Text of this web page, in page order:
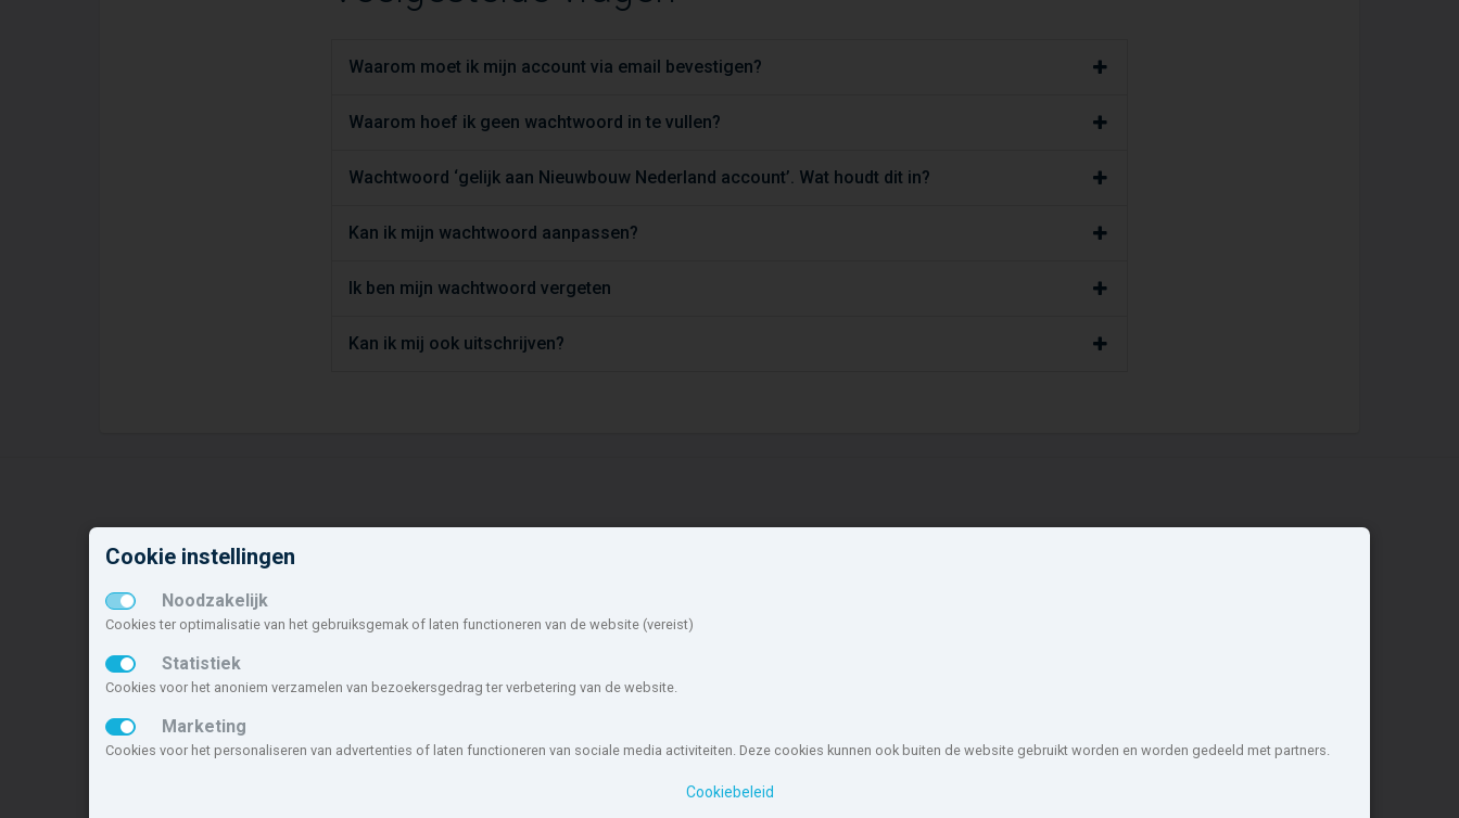
Waarom moet ik mijn account via email bevestigen?
Waarom hoef ik geen wachtwoord in te vullen?
Wachtwoord ‘gelijk aan Nieuwbouw Nederland account’. Wat houdt dit in?
Kan ik mijn wachtwoord aanpassen?
Ik ben mijn wachtwoord vergeten
Kan ik mij ook uitschrijven?
Nieuwbouw in deze
gemeente
Alle nieuwbouw projecten
Actuele nieuwbouwprojecten
Toekomstige nieuwbouwaanbod
Huurwoningen en appartementen
Waalwijk
Gilze en Rijen
Tilburg
Dongen
Cookie instellingen
Noodzakelijk
Cookies ter optimalisatie van het gebruiksgemak of laten functioneren van de website (vereist)
Statistiek
Cookies voor het anoniem verzamelen van bezoekersgedrag ter verbetering van de website.
Marketing
Cookies voor het personaliseren van advertenties of laten functioneren van sociale media activiteiten. Deze cookies kunnen ook buiten de website gebruikt worden en worden gedeeld met partners.
Cookiebeleid